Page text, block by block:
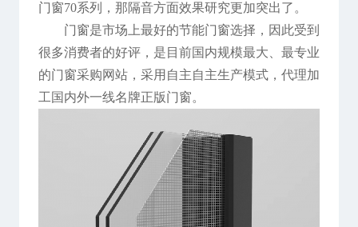
门窗70系列，那隔音方面效果研究更加突出了。
门窗是市场上最好的节能门窗选择，因此受到
很多消费者的好评，是目前国内规模最大、最专业
的门窗采购网站，采用自主自主生产模式，代理加
工国内外一线名牌正版门窗。